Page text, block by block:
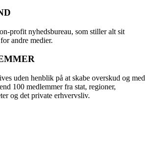
profit nyhedsbureau, som stiller alt sit
andre medier.
uden henblik på at skabe overskud og med
100 medlemmer fra stat, regioner,
og det private erhvervsliv.